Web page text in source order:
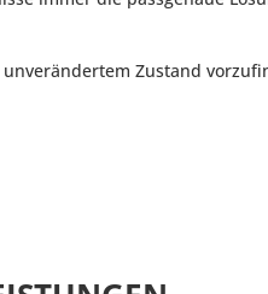
Zustand